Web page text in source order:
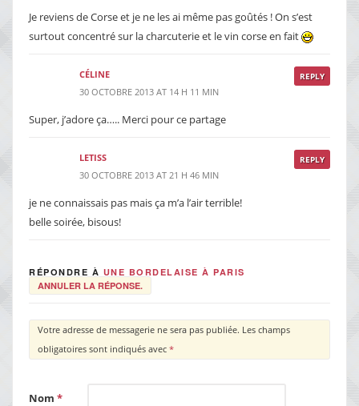
Je reviens de Corse et je ne les ai même pas goûtés ! On s’est
surtout concentré sur la charcuterie et le vin corse en fait
REPLY
CÉLINE
30 OCTOBRE 2013 AT 14 H 11 MIN
Super, j’adore ça….. Merci pour ce partage
REPLY
LETISS
30 OCTOBRE 2013 AT 21 H 46 MIN
je ne connaissais pas mais ça m’a l’air terrible!
belle soirée, bisous!
RÉPONDRE À UNE BORDELAISE À PARIS
ANNULER LA RÉPONSE.
Votre adresse de messagerie ne sera pas publiée. Les champs
obligatoires sont indiqués avec *
Nom *